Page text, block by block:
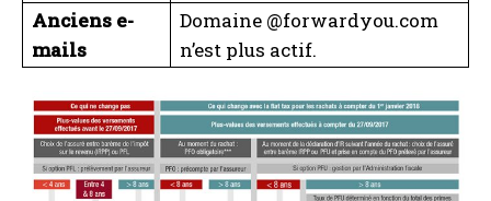
Anciens e-
mails
Domaine @forwardyou.com
n’est plus actif.